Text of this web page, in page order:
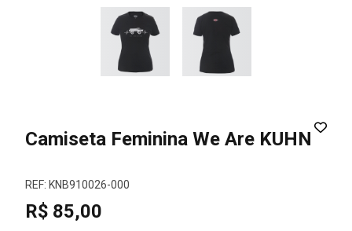
Camiseta Feminina We Are KUHN
REF: KNB910026-000
R$ 85,00